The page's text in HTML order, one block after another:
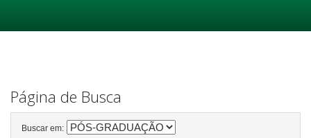
Página de Busca
Buscar em: